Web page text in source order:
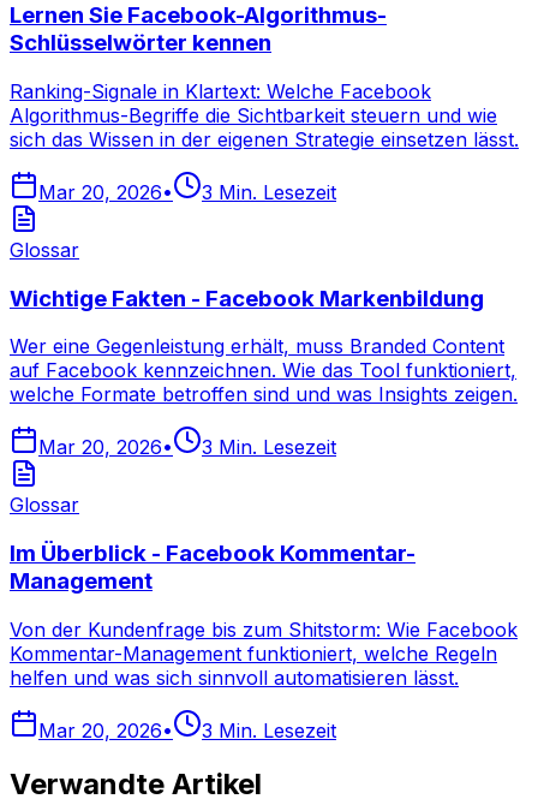
Lernen Sie Facebook-Algorithmus-
Schlüsselwörter kennen
Ranking-Signale in Klartext: Welche Facebook
Algorithmus-Begriffe die Sichtbarkeit steuern und wie
sich das Wissen in der eigenen Strategie einsetzen lässt.
Mar 20, 2026• 3 Min. Lesezeit
Glossar
Wichtige Fakten - Facebook Markenbildung
Wer eine Gegenleistung erhält, muss Branded Content
auf Facebook kennzeichnen. Wie das Tool funktioniert,
welche Formate betroffen sind und was Insights zeigen.
Mar 20, 2026• 3 Min. Lesezeit
Glossar
Im Überblick - Facebook Kommentar-
Management
Von der Kundenfrage bis zum Shitstorm: Wie Facebook
Kommentar-Management funktioniert, welche Regeln
helfen und was sich sinnvoll automatisieren lässt.
Mar 20, 2026• 3 Min. Lesezeit
Verwandte Artikel